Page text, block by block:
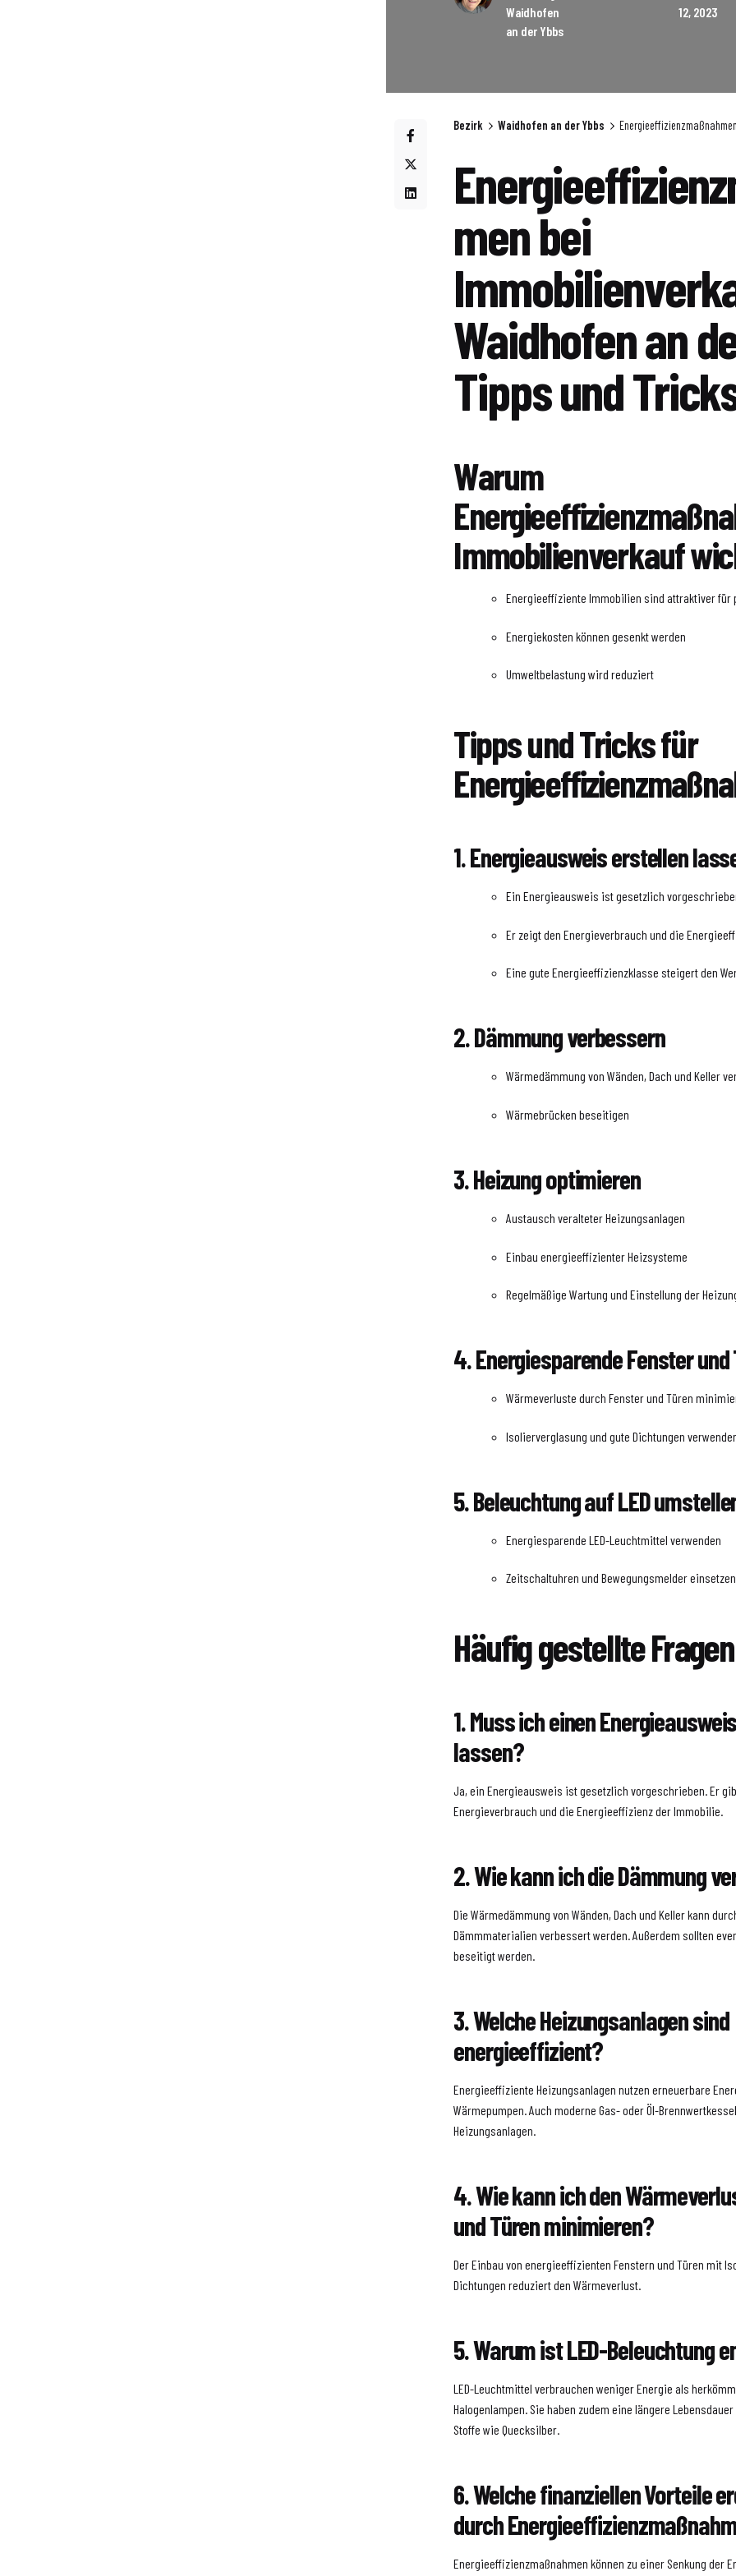
Waidhofen
an der Ybbs
12, 2023
Bezirk Waidhofen an der Ybbs
men bei
Waidhofen an
Tipps und
Warum
Immobilienverkauf
Energieeffiziente Immobilien sind attraktiver für
Energiekosten können gesenkt werden
Umweltbelastung wird reduziert
Tipps und Tricks für
1. Energieausweis erstellen
Ein Energieausweis ist gesetzlich
Er zeigt den Energieverbrauch und die
Eine gute Energieeffizienzklasse steigert den
2. Dämmung verbessern
Wärmedämmung von Wänden, Dach und Keller
Wärmebrücken beseitigen
3. Heizung optimieren
Austausch veralteter Heizungsanlagen
Einbau energieeffizienter Heizsysteme
Regelmäßige Wartung und Einstellung der
4. Energiesparende Fenster
Wärmeverluste durch Fenster und Türen
Isolierverglasung und gute Dichtungen
5. Beleuchtung auf LED
Energiesparende LED-Leuchtmittel verwenden
Zeitschaltuhren und Bewegungsmelder einsetzen
Häufig gestellte Fragen
1. Muss ich einen
lassen?
Ja, ein Energieausweis ist gesetzlich vorgeschrieben. Er
Energieverbrauch und die Energieeffizienz der Immobilie.
2. Wie kann ich die Dämmung
Die Wärmedämmung von Wänden, Dach und Keller kann
Dämmmaterialien verbessert werden. Außerdem sollten
beseitigt werden.
3. Welche Heizungsanlagen sind
energieeffizient?
Energieeffiziente Heizungsanlagen nutzen erneuerbare
Wärmepumpen. Auch moderne Gas- oder Öl-
Heizungsanlagen.
4. Wie kann ich den
und Türen minimieren?
Der Einbau von energieeffizienten Fenstern und Türen mit
Dichtungen reduziert den Wärmeverlust.
5. Warum ist LED-Beleuchtung
LED-Leuchtmittel verbrauchen weniger Energie als
Halogenlampen. Sie haben zudem eine längere
Stoffe wie Quecksilber.
6. Welche finanziellen Vorteile
durch
Energieeffizienzmaßnahmen können zu einer Senkung der